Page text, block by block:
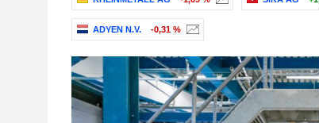
ADYEN N.V. -0,31 %